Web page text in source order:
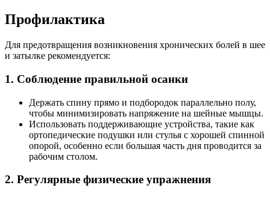
Профилактика
Для предотвращения возникновения хронических болей в шее
и затылке рекомендуется:
1. Соблюдение правильной осанки
Держать спину прямо и подбородок параллельно полу,
чтобы минимизировать напряжение на шейные мышцы.
Использовать поддерживающие устройства, такие как
ортопедические подушки или стулья с хорошей спинной
опорой, особенно если большая часть дня проводится за
рабочим столом.
2. Регулярные физические упражнения